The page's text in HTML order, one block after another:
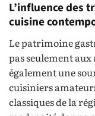
L’influence des
cuisine
Le patrimoine
pas seulement
également une
cuisiniers
classiques de la